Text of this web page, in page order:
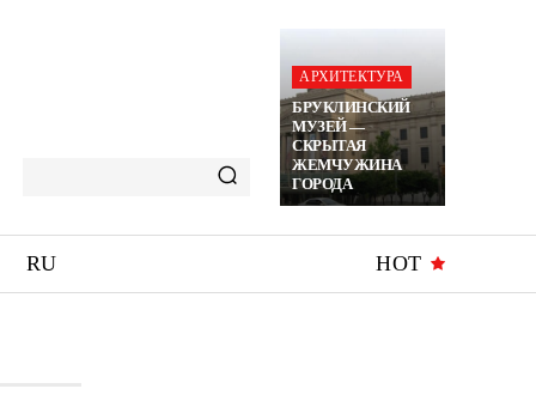
АРХИТЕКТУРА
БРУКЛИНСКИЙ
МУЗЕЙ —
СКРЫТАЯ
ЖЕМЧУЖИНА
ГОРОДА
RU HOT